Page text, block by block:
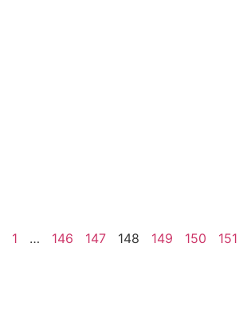
1 … 146 147 148 149 150 151